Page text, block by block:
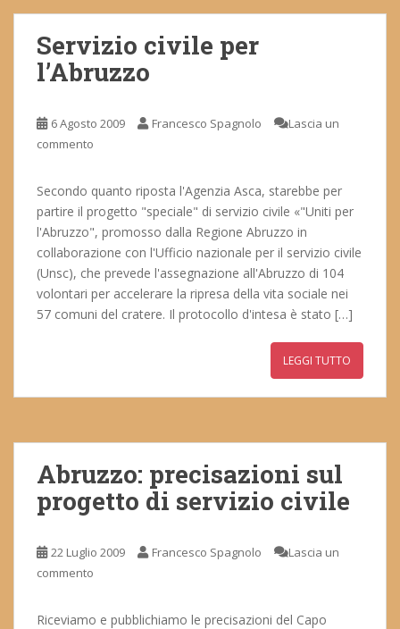
Servizio civile per
l’Abruzzo
6 Agosto 2009 Francesco Spagnolo
Lascia un
commento
Secondo quanto riposta l'Agenzia Asca, starebbe per
partire il progetto "speciale" di servizio civile «"Uniti per
l'Abruzzo", promosso dalla Regione Abruzzo in
collaborazione con l'Ufficio nazionale per il servizio civile
(Unsc), che prevede l'assegnazione all'Abruzzo di 104
volontari per accelerare la ripresa della vita sociale nei
57 comuni del cratere. Il protocollo d'intesa è stato […]
LEGGI TUTTO
Abruzzo: precisazioni sul
progetto di servizio civile
22 Luglio 2009 Francesco Spagnolo
Lascia un
commento
Riceviamo e pubblichiamo le precisazioni del Capo